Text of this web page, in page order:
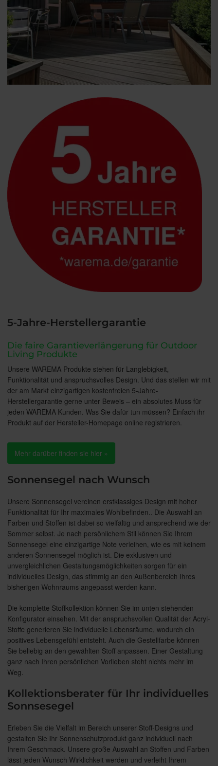
5-Jahre-Herstellergarantie
Die faire Garantieverlängerung für Outdoor
Living Produkte
Unsere WAREMA Produkte stehen für Langlebigkeit,
Funktionalität und anspruchsvolles Design. Und das stellen wir mit
der am Markt einzigartigen kostenfreien 5-Jahre-
Herstellergarantie gerne unter Beweis – ein absolutes Muss für
jeden WAREMA Kunden. Was Sie dafür tun müssen? Einfach ihr
Produkt auf der Hersteller-Homepage online registrieren.
Mehr darüber finden sie hier »
Sonnensegel nach Wunsch
Unsere Sonnensegel vereinen erstklassiges Design mit hoher
Funktionalität für Ihr maximales Wohlbefinden.. Die Auswahl an
Farben und Stoffen ist dabei so vielfältig und ansprechend wie der
Sommer selbst. Je nach persönlichem Stil können Sie Ihrem
Sonnensegel eine einzigartige Note verleihen, wie es mit keinem
anderen Sonnensegel möglich ist. Die exklusiven und
unvergleichlichen Gestaltungsmöglichkeiten sorgen für ein
individuelles Design, das stimmig an den Außenbereich Ihres
bisherigen Wohnraums angepasst werden kann.
Die komplette Stoffkollektion können Sie im unten stehenden
Konfigurator einsehen. Mit der anspruchsvollen Qualität der Acryl-
Stoffe generieren Sie individuelle Lebensräume, wodurch ein
positives Lebensgefühl entsteht. Auch die Gestellfarbe können
Sie beliebig an den gewählten Stoff anpassen. Einer Gestaltung
ganz nach Ihren persönlichen Vorlieben steht nichts mehr im
Weg.
Kollektionsberater für Ihr individuelles
Sonnsesegel
Erleben Sie die Vielfalt im Bereich unserer Stoff-Designs und
gestalten Sie Ihr Sonnenschutzprodukt ganz individuell nach
Ihrem Geschmack. Unsere große Auswahl an Stoffen und Farben
lässt jeden Wunsch Wirklichkeit werden und verleiht Ihrem